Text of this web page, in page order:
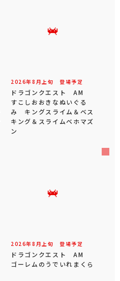
2026年8 月 上旬 登場予定
ドラゴンクエスト AM
すこしおおきなぬいぐる
み キングスライム＆ベス
キング＆スライムベホマズ
ン
2026年8 月 上旬 登場予定
ドラゴンクエスト AM
ゴーレムのうでいれまくら